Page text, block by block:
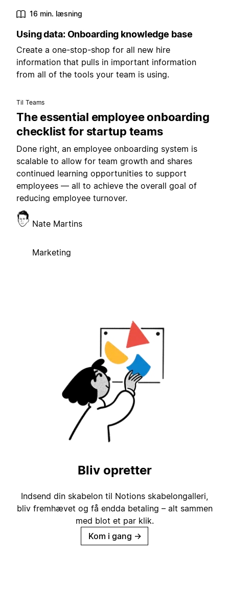
16 min. læsning
Using data: Onboarding knowledge base
Create a one-stop-shop for all new hire
information that pulls in important information
from all of the tools your team is using.
Til Teams
The essential employee onboarding
checklist for startup teams
Done right, an employee onboarding system is
scalable to allow for team growth and shares
continued learning opportunities to support
employees — all to achieve the overall goal of
reducing employee turnover.
Nate Martins
Marketing
Bliv opretter
Indsend din skabelon til Notions skabelongalleri,
bliv fremhævet og få endda betaling – alt sammen
med blot et par klik.
Kom i gang →